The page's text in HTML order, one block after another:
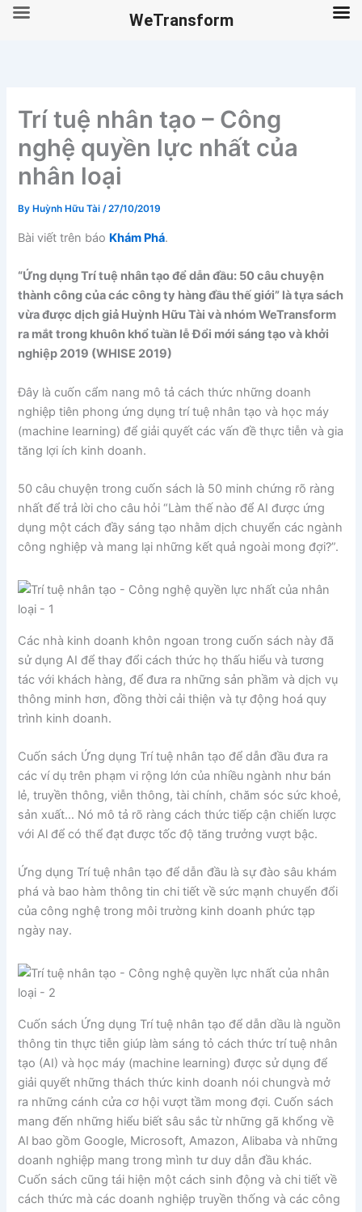
Trí tuệ nhân tạo – Công
nghệ quyền lực nhất của
nhân loại
By Huỳnh Hữu Tài/27/10/2019
Bài viết trên báo Khám Phá.
“Ứng dụng Trí tuệ nhân tạo để dẫn đầu: 50 câu chuyện
thành công của các công ty hàng đầu thế giới” là tựa sách
vừa được dịch giả Huỳnh Hữu Tài và nhóm WeTransform
ra mắt trong khuôn khổ tuần lễ Đổi mới sáng tạo và khởi
nghiệp 2019 (WHISE 2019)
Đây là cuốn cẩm nang mô tả cách thức những doanh
nghiệp tiên phong ứng dụng trí tuệ nhân tạo và học máy
(machine Iearning) để giải quyết các vấn đề thực tiễn và gia
tăng lợi ích kinh doanh.
50 câu chuyện trong cuốn sách là 50 minh chứng rõ ràng
nhất để trả lời cho câu hỏi “Làm thế nào để AI được ứng
dụng một cách đầy sáng tạo nhằm dịch chuyển các ngành
công nghiệp và mang lại những kết quả ngoài mong đợi?”.
Các nhà kinh doanh khôn ngoan trong cuốn sách này đã
sử dụng AI để thay đổi cách thức họ thấu hiểu và tương
tác với khách hàng, để đưa ra những sản phầm và dịch vụ
thông minh hơn, đồng thời cải thiện và tự động hoá quy
trình kinh doanh.
Cuốn sách Ứng dụng Trí tuệ nhân tạo để dẫn đầu đưa ra
các ví dụ trên phạm vi rộng lớn của nhiều ngành như bán
lẻ, truyền thông, viễn thông, tài chính, chăm sóc sức khoẻ,
sản xuất… Nó mô tả rõ ràng cách thức tiếp cận chiến lược
với Al để có thể đạt được tốc độ tăng trưởng vượt bậc.
Ứng dụng Trí tuệ nhân tạo để dẫn đầu là sự đào sâu khám
phá và bao hàm thông tin chi tiết về sức mạnh chuyển đổi
của công nghệ trong môi trường kinh doanh phức tạp
ngày nay.
Cuốn sách Ứng dụng Trí tuệ nhân tạo để dẫn dầu là nguồn
thông tin thực tiễn giúp làm sáng tỏ cách thức trí tuệ nhân
tạo (AI) và học máy (machine learning) được sử dụng để
giải quyết những thách thức kinh doanh nói chungvà mở
ra những cánh cửa cơ hội vượt tầm mong đợi. Cuốn sách
mang đến những hiểu biết sâu sắc từ những gã khổng về
Al bao gồm Google, Microsoft, Amazon, Alibaba và những
doanh nghiệp mang trong mình tư duy dẫn đầu khác.
Cuốn sách cũng tái hiện một cách sinh động và chi tiết về
cách thức mà các doanh nghiệp truyền thống và các công
WeTransform